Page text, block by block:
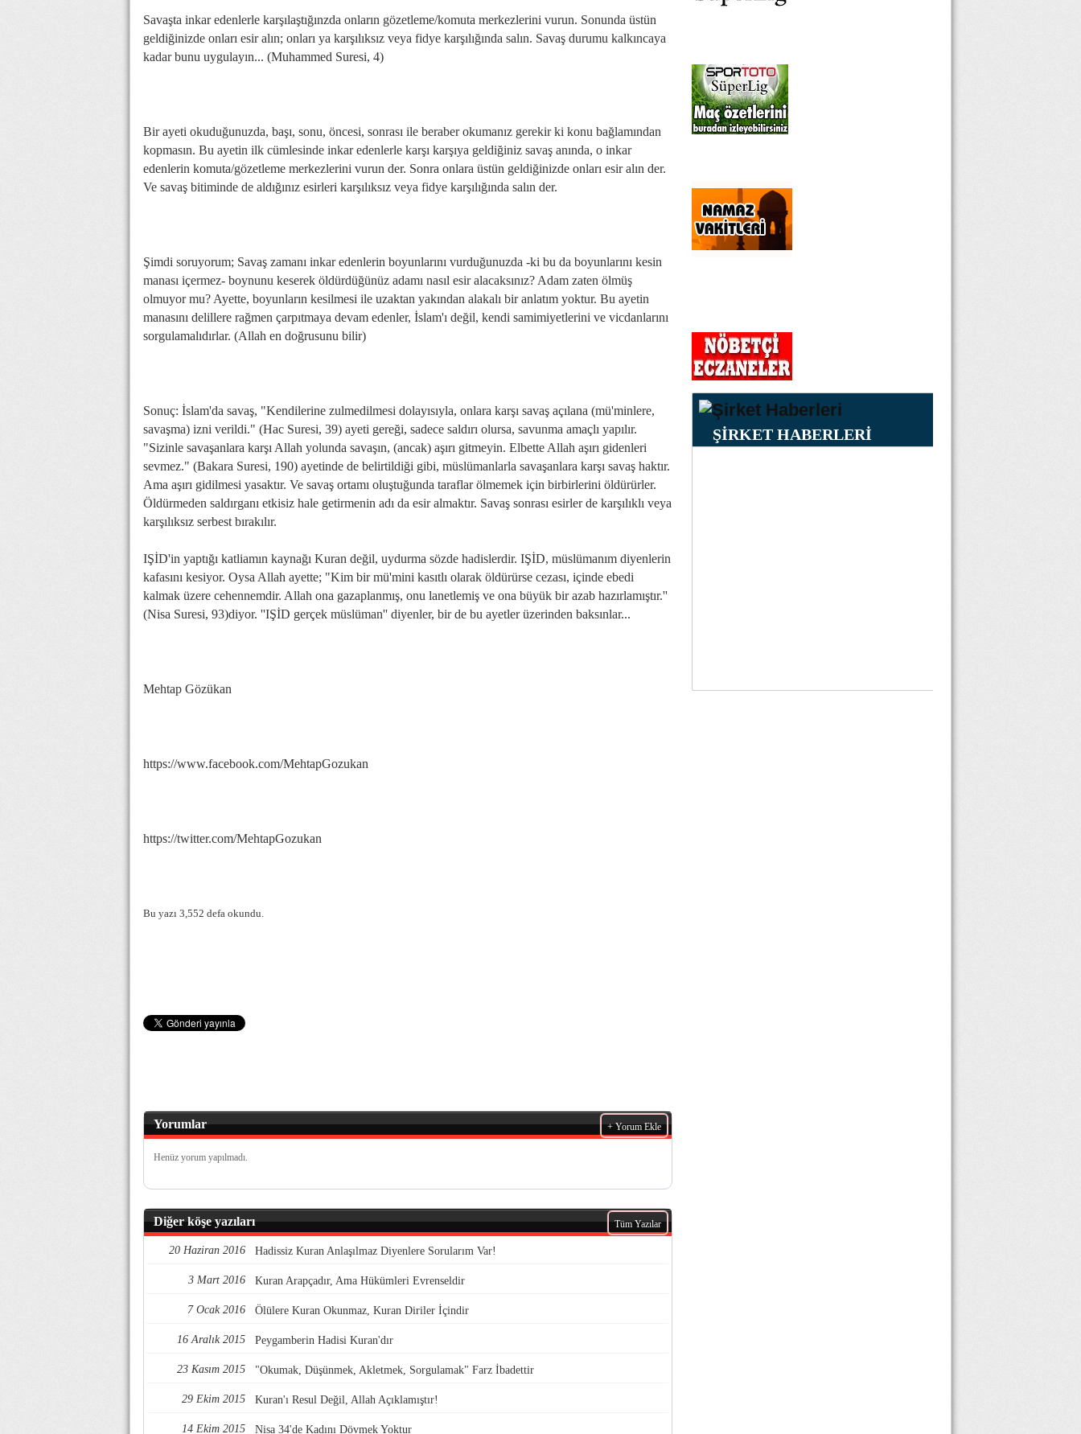
Savaşta inkar edenlerle karşılaştığınzda onların gözetleme/komuta merkezlerini vurun. Sonunda üstün
geldiğinizde onları esir alın; onları ya karşılıksız veya fidye karşılığında salın. Savaş durumu kalkıncaya
kadar bunu uygulayın... (Muhammed Suresi, 4)
Bir ayeti okuduğunuzda, başı, sonu, öncesi, sonrası ile beraber okumanız gerekir ki konu bağlamından
kopmasın. Bu ayetin ilk cümlesinde inkar edenlerle karşı karşıya geldiğiniz savaş anında, o inkar
edenlerin komuta/gözetleme merkezlerini vurun der. Sonra onlara üstün geldiğinizde onları esir alın der.
Ve savaş bitiminde de aldığınız esirleri karşılıksız veya fidye karşılığında salın der.
Şimdi soruyorum; Savaş zamanı inkar edenlerin boyunlarını vurduğunuzda -ki bu da boyunlarını kesin
manası içermez- boynunu keserek öldürdüğünüz adamı nasıl esir alacaksınız? Adam zaten ölmüş
olmuyor mu? Ayette, boyunların kesilmesi ile uzaktan yakından alakalı bir anlatım yoktur. Bu ayetin
manasını delillere rağmen çarpıtmaya devam edenler, İslam'ı değil, kendi samimiyetlerini ve vicdanlarını
sorgulamalıdırlar. (Allah en doğrusunu bilir)
Sonuç: İslam'da savaş, "Kendilerine zulmedilmesi dolayısıyla, onlara karşı savaş açılana (mü'minlere,
savaşma) izni verildi." (Hac Suresi, 39) ayeti gereği, sadece saldırı olursa, savunma amaçlı yapılır.
"Sizinle savaşanlara karşı Allah yolunda savaşın, (ancak) aşırı gitmeyin. Elbette Allah aşırı gidenleri
sevmez." (Bakara Suresi, 190) ayetinde de belirtildiği gibi, müslümanlarla savaşanlara karşı savaş haktır.
Ama aşırı gidilmesi yasaktır. Ve savaş ortamı oluştuğunda taraflar ölmemek için birbirlerini öldürürler.
Öldürmeden saldırganı etkisiz hale getirmenin adı da esir almaktır. Savaş sonrası esirler de karşılıklı veya
karşılıksız serbest bırakılır.
IŞİD'in yaptığı katliamın kaynağı Kuran değil, uydurma sözde hadislerdir. IŞİD, müslümanım diyenlerin
kafasını kesiyor. Oysa Allah ayette; "Kim bir mü'mini kasıtlı olarak öldürürse cezası, içinde ebedi
kalmak üzere cehennemdir. Allah ona gazaplanmış, onu lanetlemiş ve ona büyük bir azab hazırlamıştır.''
(Nisa Suresi, 93)diyor. ''IŞİD gerçek müslüman'' diyenler, bir de bu ayetler üzerinden baksınlar...
Mehtap Gözükan
https://www.facebook.com/MehtapGozukan
https://twitter.com/MehtapGozukan
Bu yazı 3,552 defa okundu.
Yorumlar + Yorum Ekle
Henüz yorum yapılmadı.
Diğer köşe yazıları Tüm Yazılar
20 Haziran 2016 Hadissiz Kuran Anlaşılmaz Diyenlere Sorularım Var!
3 Mart 2016 Kuran Arapçadır, Ama Hükümleri Evrenseldir
7 Ocak 2016 Ölülere Kuran Okunmaz, Kuran Diriler İçindir
16 Aralık 2015 Peygamberin Hadisi Kuran'dır
23 Kasım 2015 "Okumak, Düşünmek, Akletmek, Sorgulamak" Farz İbadettir
29 Ekim 2015 Kuran'ı Resul Değil, Allah Açıklamıştır!
14 Ekim 2015 Nisa 34'de Kadını Dövmek Yoktur
ŞİRKET HABERLERİ